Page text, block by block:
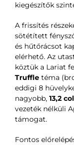
kiegészítők
A frissítés
sötétített
és hűtőrácsot
elérhető. Az
köztük a Lariat
Truffletéma
eddigi 8
nagyobb, 13,2
vezeték nélküli
támogat.
Fontos